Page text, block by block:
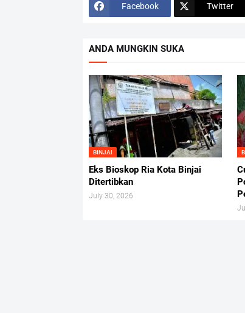
Facebook Twitter
ANDA MUNGKIN SUKA
BINJAI
Eks Bioskop Ria Kota Binjai
Ditertibkan
July 30, 2026